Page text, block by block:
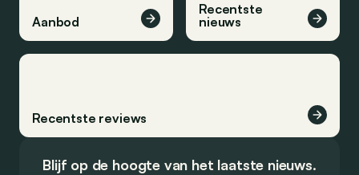
Aanbod
Recentste
nieuws
Recentste reviews
Blijf op de hoogte van het laatste nieuws.